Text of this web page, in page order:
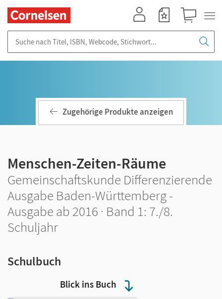
Blick ins Buch
Zugehörige Produkte anzeigen
Menschen-Zeiten-Räume
Gemeinschaftskunde Differenzierende
Ausgabe Baden-Württemberg -
Ausgabe ab 2016 · Band 1: 7./8.
Schuljahr
Schulbuch